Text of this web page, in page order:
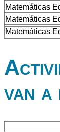
Matemáticas
Matemáticas
Matemáticas
van